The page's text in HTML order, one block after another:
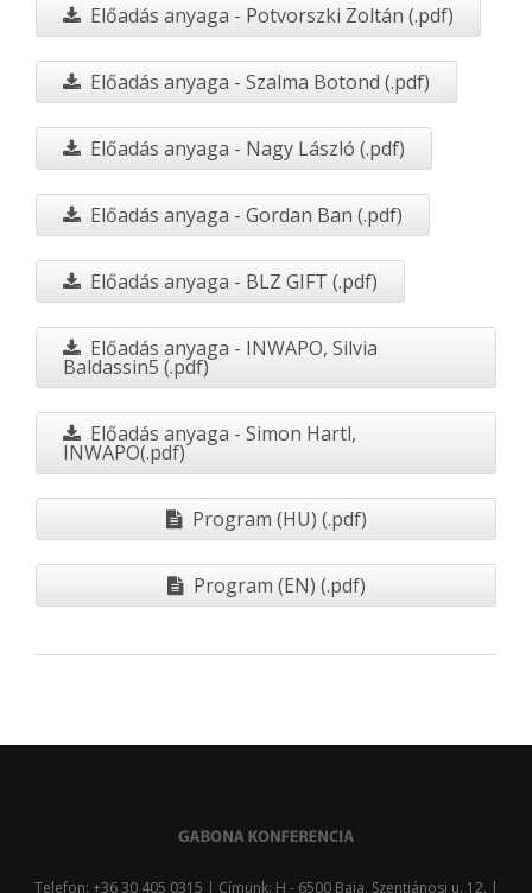
Előadás anyaga - Potvorszki Zoltán (.pdf)
Előadás anyaga - Szalma Botond (.pdf)
Előadás anyaga - Nagy László (.pdf)
Előadás anyaga - Gordan Ban (.pdf)
Előadás anyaga - BLZ GIFT (.pdf)
Előadás anyaga - INWAPO, Silvia
Baldassin5 (.pdf)
Előadás anyaga - Simon Hartl,
INWAPO(.pdf)
Program (HU) (.pdf)
Program (EN) (.pdf)
Telefon: +36 30 405 0315 | Címünk: H - 6500 Baja, Szentjánosi u. 12. |